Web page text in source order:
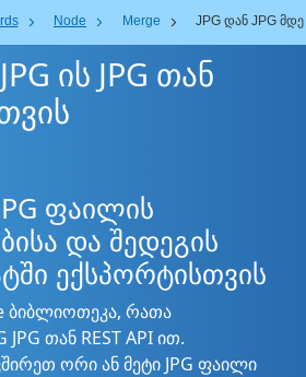
Node Merge JPG დან JPG მდე
ის JPG თან
ფაილის
და შედეგის
ექსპორტისთვის
ბიბლიოთეკა, რათა
თან REST API ით.
ორი ან მეტი JPG ფაილი